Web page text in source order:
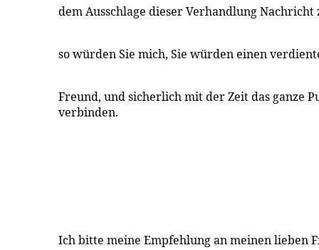
dem Ausschlage dieser Verhandlung Nachricht
so würden Sie mich, Sie würden einen
Freund, und sicherlich mit der Zeit das ganze
verbinden.
Ich bitte meine Empfehlung an meinen lieben